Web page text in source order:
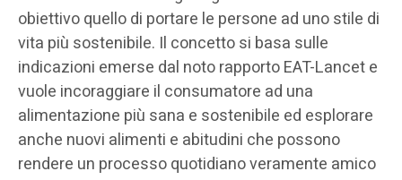
obiettivo quello di portare le persone ad uno stile di
vita più sostenibile. Il concetto si basa sulle
indicazioni emerse dal noto rapporto EAT-Lancet e
vuole incoraggiare il consumatore ad una
alimentazione più sana e sostenibile ed esplorare
anche nuovi alimenti e abitudini che possono
rendere un processo quotidiano veramente amico